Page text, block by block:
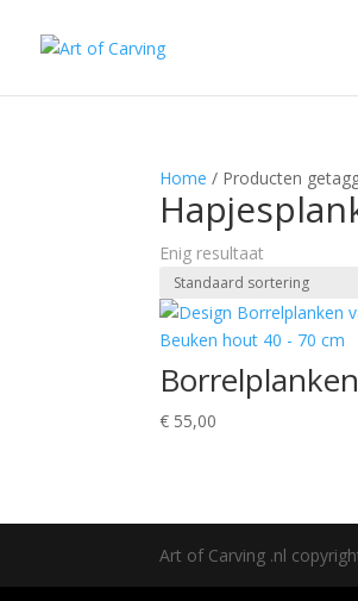
Home / Producten
Enig resultaat
Borrelplanken
€ 55,00
Art of Carving .nl